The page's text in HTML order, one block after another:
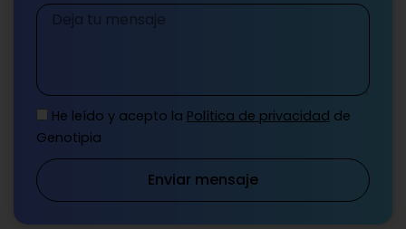
Mensaje
He leído y acepto la Política de privacidad de
Genotipia
Enviar mensaje